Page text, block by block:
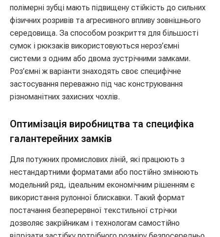
полімерні зубці мають підвищену стійкість до сильних
фізичних розривів та агресивного впливу зовнішнього
середовища. За способом розкриття для більшості
сумок і рюкзаків використовуються нероз’ємні
системи з одним або двома зустрічними замками.
Роз’ємні ж варіанти знаходять своє специфічне
застосування переважно під час конструювання
різноманітних захисних чохлів.
Оптимізація виробництва та специфіка
галантерейних замків
Для потужних промислових ліній, які працюють з
нестандартними форматами або постійно змінюють
модельний ряд, ідеальним економічним рішенням є
використання рулонної блискавки. Такий формат
постачання безперервної текстильної стрічки
дозволяє закрійникам і технологам самостійно